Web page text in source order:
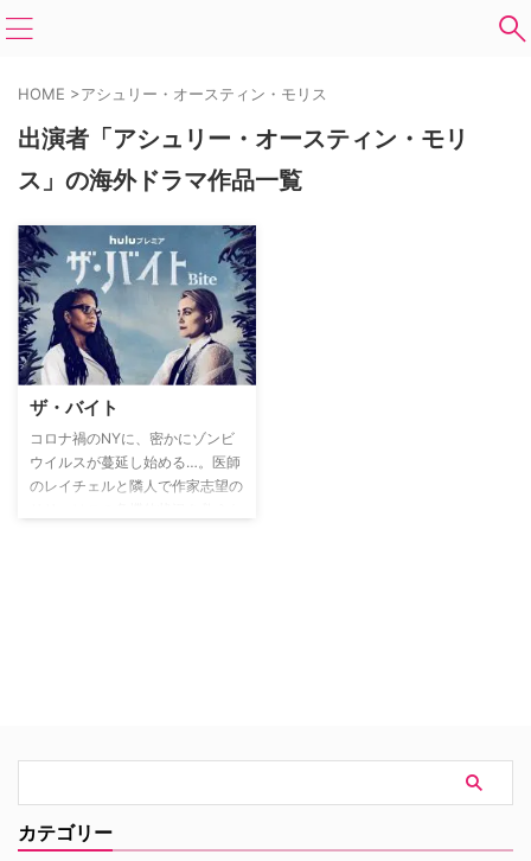
HOME >アシュリー・オースティン・モリス
出演者「アシュリー・オースティン・モリ
ス」の海外ドラマ作品一覧
ザ・バイト
コロナ禍のNYに、密かにゾンビ
ウイルスが蔓延し始める…。医師
のレイチェルと隣人で作家志望の
カテゴリー